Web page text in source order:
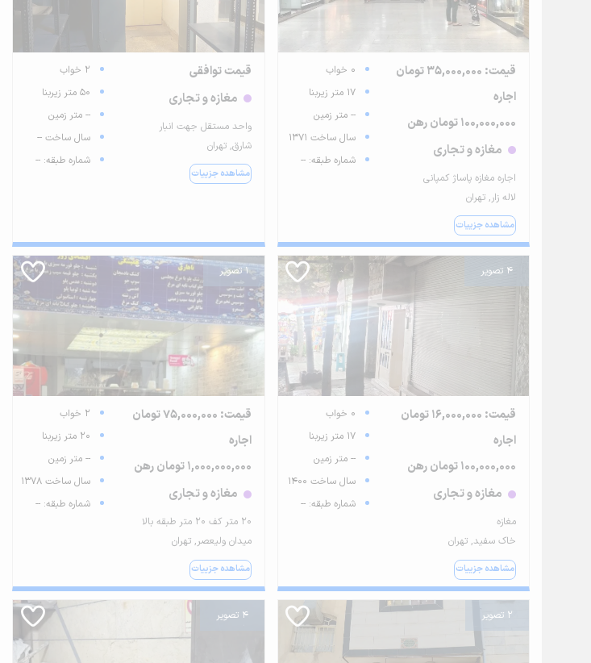
قیمت: 35,000,000 تومان
اجاره
100,000,000 تومان رهن
مغازه و تجاری
اجاره مغازه پاساژ کمپانی
لاله زار, تهران
مشاهده جزییات
0 خواب
17 متر زیربنا
-- متر زمین
سال ساخت 1371
شماره طبقه: --
قیمت توافقی
مغازه و تجاری
واحد مستقل جهت انبار
شارق, تهران
مشاهده جزییات
2 خواب
50 متر زیربنا
-- متر زمین
سال ساخت --
شماره طبقه: --
4 تصویر
قیمت: 16,000,000 تومان
اجاره
100,000,000 تومان رهن
مغازه و تجاری
مغازه
خاک سفید, تهران
مشاهده جزییات
0 خواب
17 متر زیربنا
-- متر زمین
سال ساخت 1400
شماره طبقه: --
1 تصویر
قیمت: 75,000,000 تومان
اجاره
1,000,000,000 تومان رهن
مغازه و تجاری
۲۰ متر کف ۲۰ متر طبقه بالا
میدان ولیعصر, تهران
مشاهده جزییات
2 خواب
20 متر زیربنا
-- متر زمین
سال ساخت 1378
شماره طبقه: --
2 تصویر 4 تصویر